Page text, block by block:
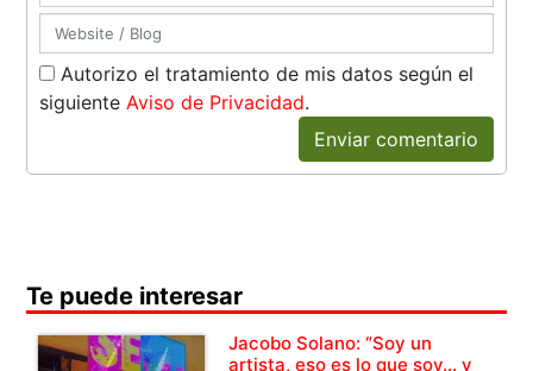
Autorizo el tratamiento de mis datos según el
siguienteAviso de Privacidad.
Enviar comentario
Te puede interesar
Jacobo Solano: “Soy un
artista, eso es lo que soy… y